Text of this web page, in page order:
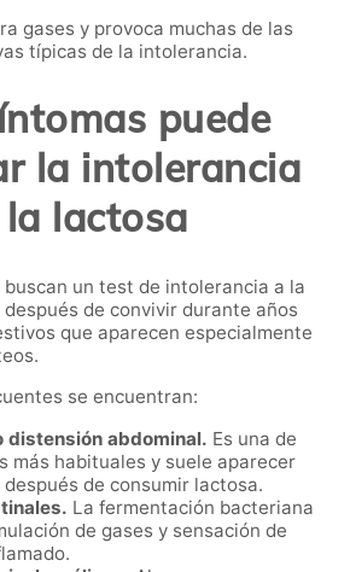
gases y provoca muchas de las
típicas de la intolerancia.
puede
la intolerancia
lactosa
un test de intolerancia a la
de convivir durante años
que aparecen especialmente
se encuentran:
distensión abdominal. Es una de
más habituales y suele aparecer
de consumir lactosa.
La fermentación bacteriana
de gases y sensación de